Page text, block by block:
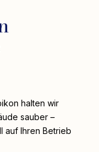
halten wir
sauber –
auf Ihren Betrieb